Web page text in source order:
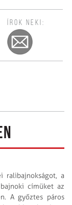
ÍROK NEKI:
ralibajnokságot, a
címüket az
A győztes páros